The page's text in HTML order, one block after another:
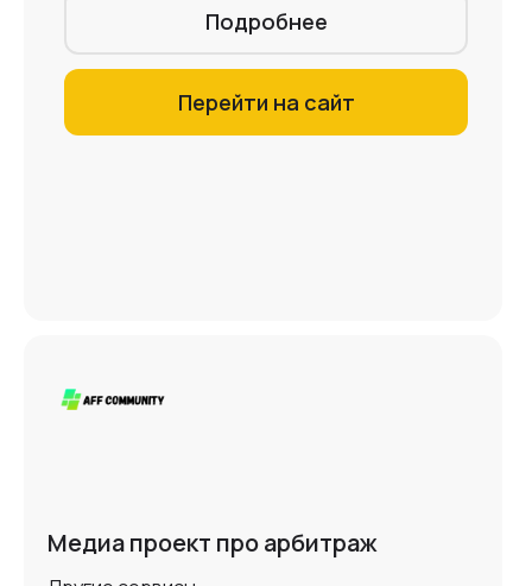
Перейти на сайт
Подробнее
Медиа проект про арбитраж